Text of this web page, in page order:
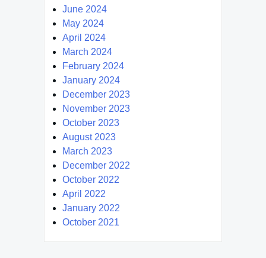
June 2024
May 2024
April 2024
March 2024
February 2024
January 2024
December 2023
November 2023
October 2023
August 2023
March 2023
December 2022
October 2022
April 2022
January 2022
October 2021